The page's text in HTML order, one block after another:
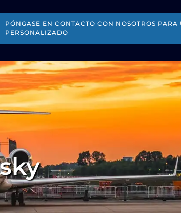
PÓNGASE EN CONTACTO CON NOSOTROS
PERSONALIZADO